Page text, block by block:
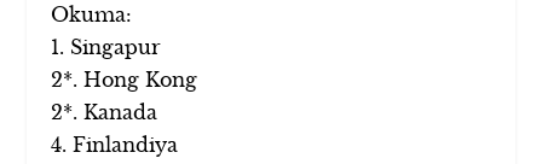
Okuma:
1. Singapur
2*. Hong Kong
2*. Kanada
4. Finlandiya